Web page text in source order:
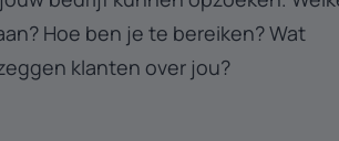
Hoe ben je te bereiken? Wat
klanten over jou?